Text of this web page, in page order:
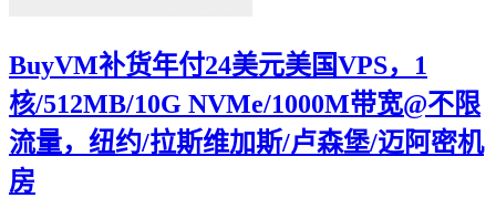
BuyVM补货年付24美元美国VPS，1
核/512MB/10G NVMe/1000M带宽@不限
流量，纽约/拉斯维加斯/卢森堡/迈阿密机
房